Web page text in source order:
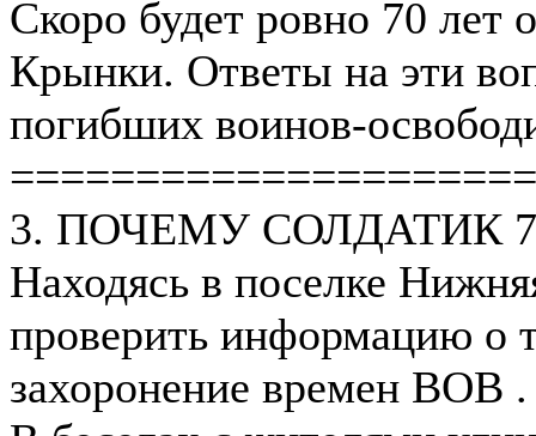
Скоро будет ровно 70
Крынки. Ответы на эти
погибших воинов-
3. ПОЧЕМУ СОЛДАТИК
Находясь в поселке
проверить информацию о
захоронение времен ВОВ